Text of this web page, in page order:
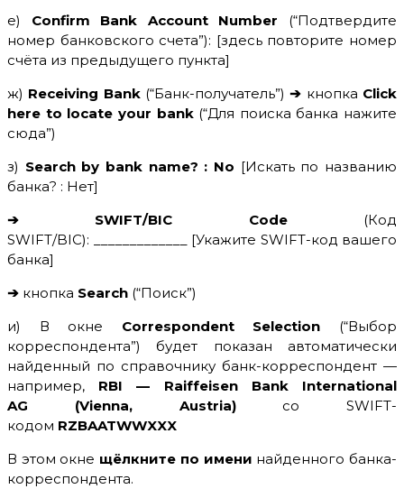
е) Confirm Bank Account Number (“Подтвердите
номер банковского счета”): [здесь повторите номер
счёта из предыдущего пункта]
ж) Receiving Bank(“Банк-получатель”)➔ кнопка Click
here to locate your bank(“Для поиска банка нажите
сюда”)
з) Search by bank name? : No [Искать по названию
банка? : Нет]
➔ SWIFT/BIC Code(Код
SWIFT/BIC): _____________ [Укажите SWIFT-код вашего
банка]
➔ кнопка Search (“Поиск”)
и) В окне
Correspondent Selection
(“Выбор
корреспондента”) будет показан автоматически
найденный по справочнику банк-корреспондент —
например, RBI — Raiffeisen Bank International
AG (Vienna, Austria)со SWIFT-
кодом RZBAATWWXXX
В этом окне щёлкните по имени найденного банка-
корреспондента.